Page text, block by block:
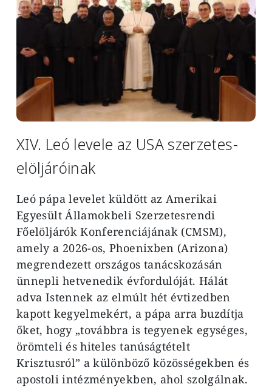
XIV. Leó levele az USA szerzetes-
elöljáróinak
Leó pápa levelet küldött az Amerikai
Egyesült Államokbeli Szerzetesrendi
Főelöljárók Konferenciájának (CMSM),
amely a 2026-os, Phoenixben (Arizona)
megrendezett országos tanácskozásán
ünnepli hetvenedik évfordulóját. Hálát
adva Istennek az elmúlt hét évtizedben
kapott kegyelmekért, a pápa arra buzdítja
őket, hogy „továbbra is tegyenek egységes,
örömteli és hiteles tanúságtételt
Krisztusról” a különböző közösségekben és
apostoli intézményekben, ahol szolgálnak.